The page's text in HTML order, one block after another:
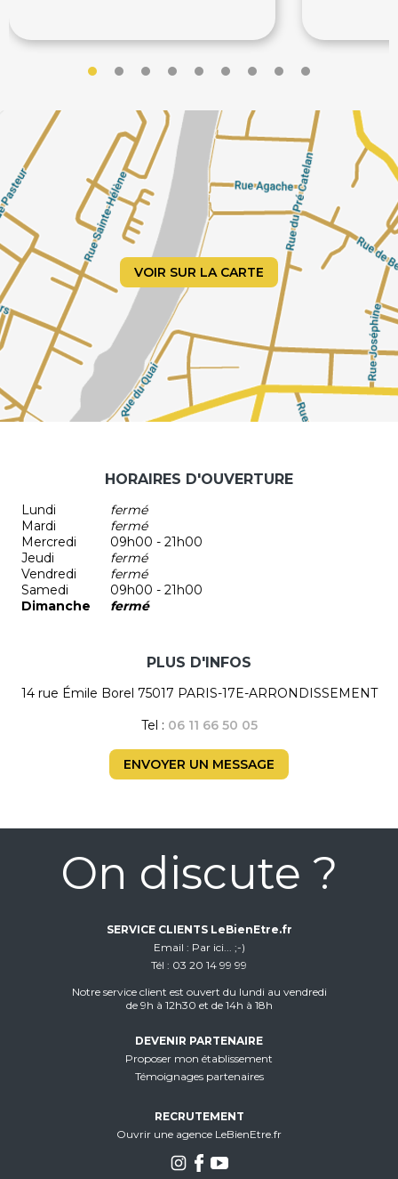
VOIR SUR LA CARTE
HORAIRES D'OUVERTURE
Lundi
fermé
Mardi
fermé
Mercredi
09h00 - 21h00
Jeudi
fermé
Vendredi
fermé
Samedi
09h00 - 21h00
Dimanche
fermé
PLUS D'INFOS
14 rue Émile Borel 75017 PARIS-17E-ARRONDISSEMENT
Tel : 06 11 66 50 05
ENVOYER UN MESSAGE
On discute ?
SERVICE CLIENTS LeBienEtre.fr
Email
Par ici... ;-)
Tél
03 20 14 99 99
Notre service client est ouvert du lundi au vendredi
de 9h à 12h30 et de 14h à 18h
DEVENIR PARTENAIRE
Proposer mon établissement
Témoignages partenaires
RECRUTEMENT
Ouvrir une agence LeBienEtre.fr